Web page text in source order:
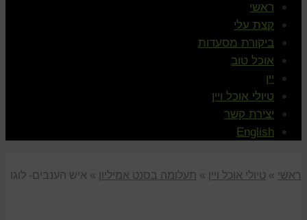
ראשי
קצת עלי
ביקורת מסעדות
אוכל טוב
יין
טיולי אוכל ויין
יצירת קשר
English
ראשי » טיולי אוכל ויין » תעלומה בסנט אמיליון » איש הענבים- לוגו